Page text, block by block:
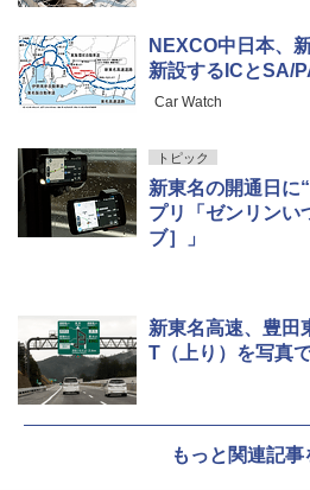
NEXCO中日本、
新設するICとSA/
Car Watch
トピック
新東名の開通日に
プリ「ゼンリンい
ブ］」
新東名高速、豊田
T（上り）を写真
もっと関連記事